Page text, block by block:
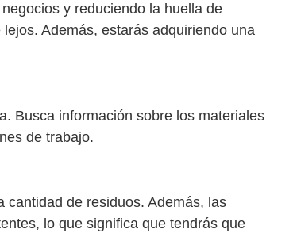
y reduciendo la huella de
Además, estarás adquiriendo una
Busca información sobre los materiales
de trabajo.
cantidad de residuos. Además, las
lo que significa que tendrás que